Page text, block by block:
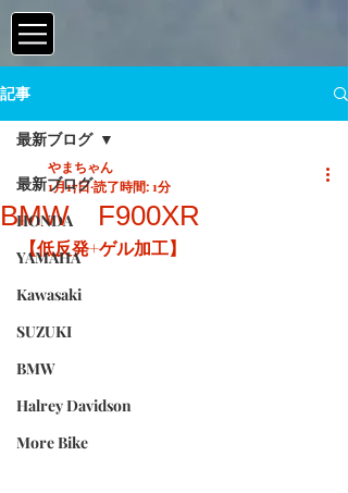
記事
最新ブログ
HONDA
YAMAHA
Kawasaki
SUZUKI
BMW
Halrey Davidson
More Bike
最新ブログ
BMW F900XR
やまちゃん
1月17日読了時間: 1分
【低反発+ゲル加工】